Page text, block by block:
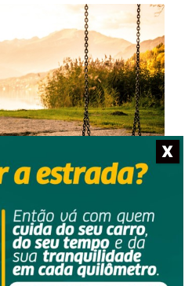
de 11 anos à força agora
familiar
X